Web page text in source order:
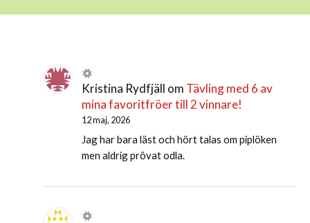
Kristina Rydfjäll om Tävling med 6 av
mina favoritfröer till 2 vinnare!
12 maj, 2026
Jag har bara läst och hört talas om piplöken
men aldrig prövat odla.